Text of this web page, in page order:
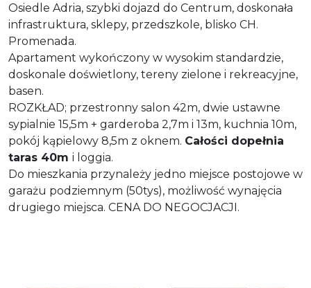
Osiedle Adria, szybki dojazd do Centrum, doskonała
infrastruktura, sklepy, przedszkole, blisko CH.
Promenada.
Apartament wykończony w wysokim standardzie,
doskonale doświetlony, tereny zielone i rekreacyjne,
basen.
ROZKŁAD; przestronny salon 42m, dwie ustawne
sypialnie 15,5m + garderoba 2,7m i 13m, kuchnia 10m,
pokój kąpielowy 8,5m z oknem. Całości dopełnia
taras 40m i loggia.
Do mieszkania przynależy jedno miejsce postojowe w
garażu podziemnym (50tys), możliwość wynajęcia
drugiego miejsca. CENA DO NEGOCJACJI.